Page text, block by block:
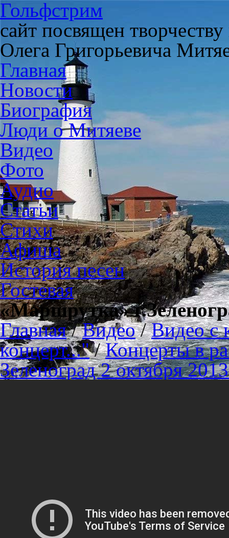
Гольфстрим
сайт посвящен
Олега Григорьевича
Главная
Новости
Биография
Люди о Митяеве
Видео
Фото
Аудио
Статьи
Стихи
Афиша
История песен
Гостевая
«Маршрутка»
Главная/Видео/Видео с
концерт..."/Концерты в
Зеленоград 2 октября